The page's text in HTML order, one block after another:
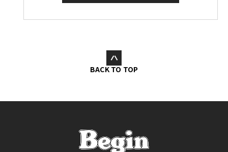
BACK TO TOP